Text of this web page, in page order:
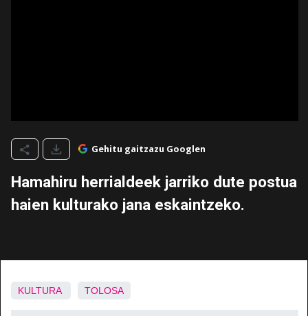
Gehitu gaitzazu Googlen
Hamahiru herrialdeek jarriko dute postua
haien kulturako jana eskaintzeko.
KULTURA TOLOSA